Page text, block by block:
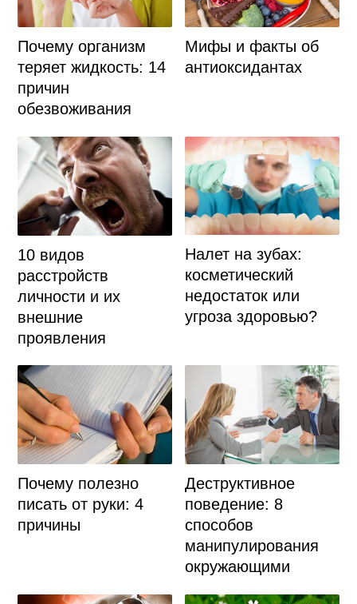
Почему организм
теряет жидкость: 14
причин
обезвоживания
Мифы и факты об
антиоксидантах
10 видов
расстройств
личности и их
внешние
проявления
Налет на зубах:
косметический
недостаток или
угроза здоровью?
Почему полезно
писать от руки: 4
причины
Деструктивное
поведение: 8
способов
манипулирования
окружающими